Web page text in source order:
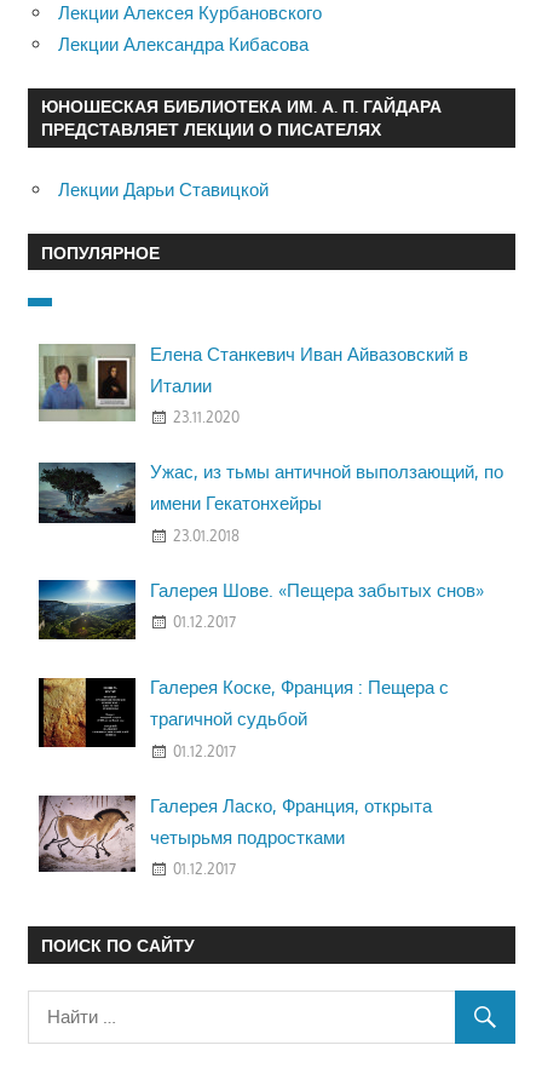
Лекции Алексея Курбановского
Лекции Александра Кибасова
ЮНОШЕСКАЯ БИБЛИОТЕКА ИМ. А. П. ГАЙДАРА
ПРЕДСТАВЛЯЕТ ЛЕКЦИИ О ПИСАТЕЛЯХ
Лекции Дарьи Ставицкой
ПОПУЛЯРНОЕ
Елена Станкевич Иван Айвазовский в
Италии
23.11.2020
Ужас, из тьмы античной выползающий, по
имени Гекатонхейры
23.01.2018
Галерея Шове. «Пещера забытых снов»
01.12.2017
Галерея Коске, Франция : Пещера с
трагичной судьбой
01.12.2017
Галерея Ласко, Франция, открыта
четырьмя подростками
01.12.2017
ПОИСК ПО САЙТУ